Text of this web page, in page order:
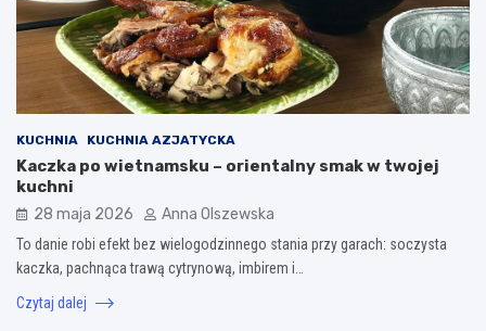
KUCHNIA KUCHNIA AZJATYCKA
Kaczka po wietnamsku – orientalny smak w twojej
kuchni
28 maja 2026 Anna Olszewska
To danie robi efekt bez wielogodzinnego stania przy garach: soczysta
kaczka, pachnąca trawą cytrynową, imbirem i…
Czytaj dalej